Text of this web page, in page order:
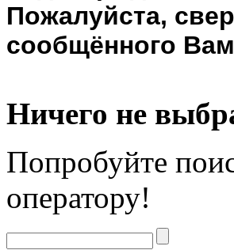
Пожалуйста,
сообщённого
Ничего не
Попробуйте
оператору!